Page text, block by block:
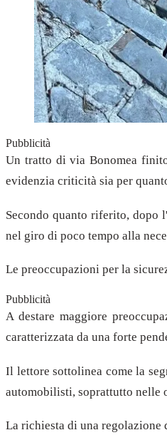
Pubblicità
Un tratto di via Bonomea
evidenzia criticità sia per
Secondo quanto riferito, dopo
nel giro di poco tempo alla
Le preoccupazioni per la
Pubblicità
A destare maggiore
caratterizzata da una forte
Il lettore sottolinea come la
automobilisti, soprattutto nelle
La richiesta di una regolazione